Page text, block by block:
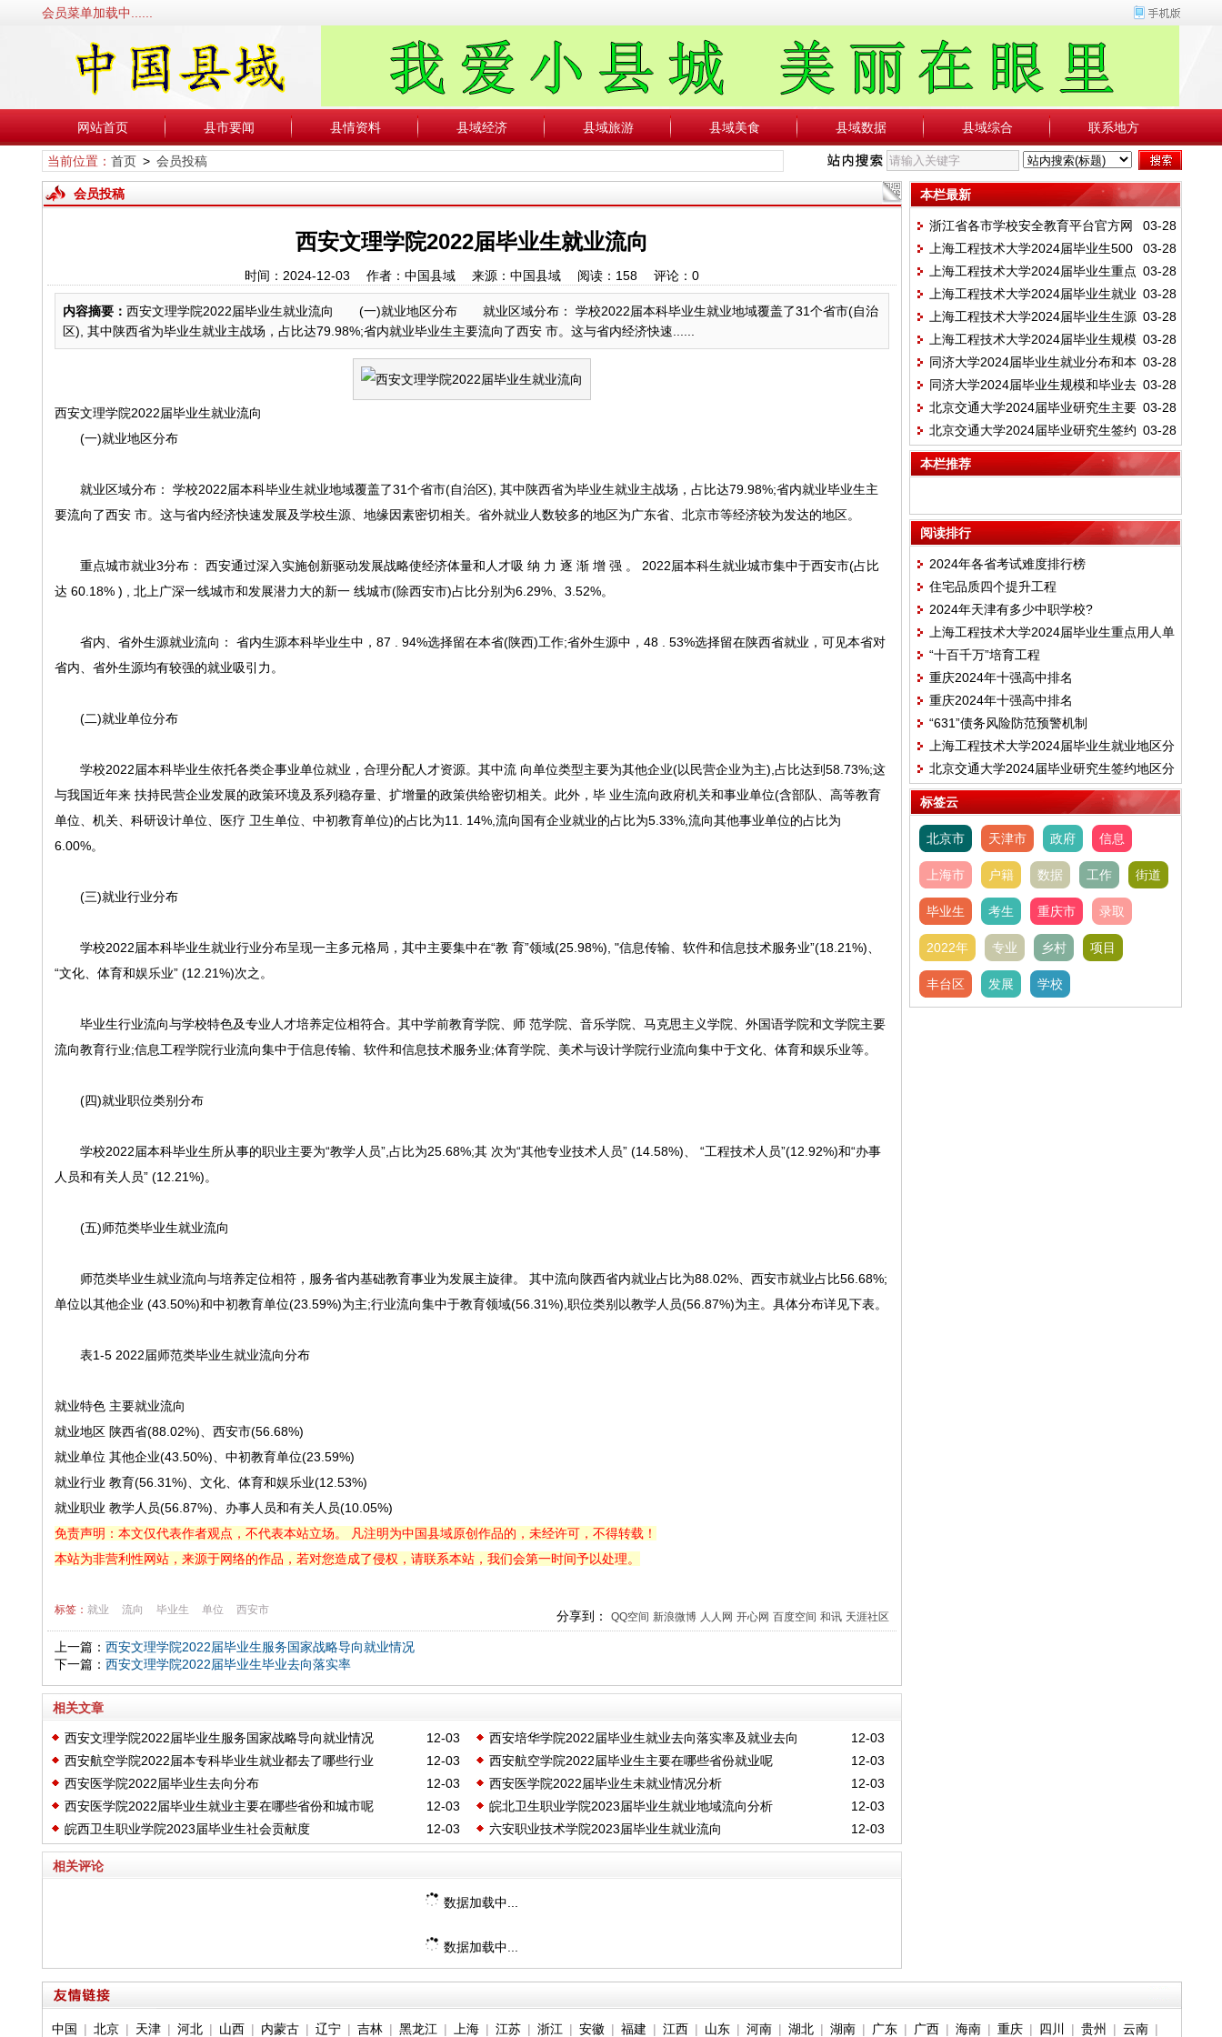
会员菜单加载中......
网站首页 县市要闻 县情资料 县域经济 县域旅游 县域美食 县域数据 县域综合 联系地方
当前位置： 首页> 会员投稿
会员投稿
西安文理学院2022届毕业生就业流向
时间：2024-12-03 作者：中国县域 来源：中国县域 阅读： 158评论： 0
内容摘要： 西安文理学院2022届毕业生就业流向 (一)就业地区分布 就业区域分布： 学校2022届本科毕业生就业地域覆盖了31个省市(自治
区), 其中陕西省为毕业生就业主战场，占比达79.98%;省内就业毕业生主要流向了西安 市。这与省内经济快速......
西安文理学院2022届毕业生就业流向
(一)就业地区分布
就业区域分布： 学校2022届本科毕业生就业地域覆盖了31个省市(自治区), 其中陕西省为毕业生就业主战场，占比达79.98%;省内就业毕业生主
要流向了西安 市。这与省内经济快速发展及学校生源、地缘因素密切相关。省外就业人数较多的地区为广东省、北京市等经济较为发达的地区。
重点城市就业3分布： 西安通过深入实施创新驱动发展战略使经济体量和人才吸 纳 力 逐 渐 增 强 。 2022届本科生就业城市集中于西安市(占比
达 60.18% ) , 北上广深一线城市和发展潜力大的新一 线城市(除西安市)占比分别为6.29%、3.52%。
省内、省外生源就业流向： 省内生源本科毕业生中，87 . 94%选择留在本省(陕西)工作;省外生源中，48 . 53%选择留在陕西省就业，可见本省对
省内、省外生源均有较强的就业吸引力。
(二)就业单位分布
学校2022届本科毕业生依托各类企事业单位就业，合理分配人才资源。其中流 向单位类型主要为其他企业(以民营企业为主),占比达到58.73%;这
与我国近年来 扶持民营企业发展的政策环境及系列稳存量、扩增量的政策供给密切相关。此外，毕 业生流向政府机关和事业单位(含部队、高等教育
单位、机关、科研设计单位、医疗 卫生单位、中初教育单位)的占比为11. 14%,流向国有企业就业的占比为5.33%,流向其他事业单位的占比为
6.00%。
(三)就业行业分布
学校2022届本科毕业生就业行业分布呈现一主多元格局，其中主要集中在“教 育”领域(25.98%), "信息传输、软件和信息技术服务业”(18.21%)、
“文化、体育和娱乐业” (12.21%)次之。
毕业生行业流向与学校特色及专业人才培养定位相符合。其中学前教育学院、师 范学院、音乐学院、马克思主义学院、外国语学院和文学院主要
流向教育行业;信息工程学院行业流向集中于信息传输、软件和信息技术服务业;体育学院、美术与设计学院行业流向集中于文化、体育和娱乐业等。
(四)就业职位类别分布
学校2022届本科毕业生所从事的职业主要为“教学人员”,占比为25.68%;其 次为“其他专业技术人员” (14.58%)、 “工程技术人员”(12.92%)和“办事
人员和有关人员” (12.21%)。
(五)师范类毕业生就业流向
师范类毕业生就业流向与培养定位相符，服务省内基础教育事业为发展主旋律。 其中流向陕西省内就业占比为88.02%、西安市就业占比56.68%;
单位以其他企业 (43.50%)和中初教育单位(23.59%)为主;行业流向集中于教育领域(56.31%),职位类别以教学人员(56.87%)为主。具体分布详见下表。
表1-5 2022届师范类毕业生就业流向分布
就业特色 主要就业流向
就业地区 陕西省(88.02%)、西安市(56.68%)
就业单位 其他企业(43.50%)、中初教育单位(23.59%)
就业行业 教育(56.31%)、文化、体育和娱乐业(12.53%)
就业职业 教学人员(56.87%)、办事人员和有关人员(10.05%)
免责声明：本文仅代表作者观点，不代表本站立场。 凡注明为中国县域原创作品的，未经许可，不得转载！
本站为非营利性网站，来源于网络的作品，若对您造成了侵权，请联系本站，我们会第一时间予以处理。
标签： 就业 流向 毕业生 单位 西安市 分享到： QQ空间 新浪微博 人人网 开心网 百度空间 和讯 天涯社区
上一篇： 西安文理学院2022届毕业生服务国家战略导向就业情况
下一篇： 西安文理学院2022届毕业生毕业去向落实率
相关文章
12-03
西安文理学院2022届毕业生服务国家战略导向就业情况 12-03
西安培华学院2022届毕业生就业去向落实率及就业去向
12-03
西安航空学院2022届本专科毕业生就业都去了哪些行业 12-03
西安航空学院2022届毕业生主要在哪些省份就业呢
12-03
西安医学院2022届毕业生去向分布 12-03
西安医学院2022届毕业生未就业情况分析
12-03
西安医学院2022届毕业生就业主要在哪些省份和城市呢 12-03
皖北卫生职业学院2023届毕业生就业地域流向分析
12-03
皖西卫生职业学院2023届毕业生社会贡献度 12-03
六安职业技术学院2023届毕业生就业流向
相关评论
数据加载中...
数据加载中...
本栏最新
03-28
浙江省各市学校安全教育平台官方网
址
03-28
上海工程技术大学2024届毕业生500
强及行业知名企业就业情况
03-28
上海工程技术大学2024届毕业生重点
用人单位分布
03-28
上海工程技术大学2024届毕业生就业
地区分布情况
03-28
上海工程技术大学2024届毕业生生源
地分布和民族结构
03-28
上海工程技术大学2024届毕业生规模
和结构（学院、性别）
03-28
同济大学2024届毕业生就业分布和本
科生深造情况
03-28
同济大学2024届毕业生规模和毕业去
向落实情况
03-28
北京交通大学2024届毕业研究生主要
签约单位名单
03-28
北京交通大学2024届毕业研究生签约
地区分布情况
本栏推荐
阅读排行
2024年各省考试难度排行榜
住宅品质四个提升工程
2024年天津有多少中职学校?
上海工程技术大学2024届毕业生重点用人单
位分布
“十百千万”培育工程
重庆2024年十强高中排名
重庆2024年十强高中排名
“631”债务风险防范预警机制
上海工程技术大学2024届毕业生就业地区分
布情况
北京交通大学2024届毕业研究生签约地区分
布情况
标签云
北京市 天津市 政府 信息
上海市 户籍 数据 工作 街道
毕业生 考生 重庆市 录取
2022年 专业 乡村 项目
丰台区 发展 学校
中国 | 北京| 天津| 河北| 山西| 内蒙古| 辽宁| 吉林| 黑龙江 | 上海| 江苏| 浙江 | 安徽| 福建 | 江西| 山东| 河南| 湖北| 湖南| 广东| 广西| 海南| 重庆| 四川 | 贵州 | 云南|